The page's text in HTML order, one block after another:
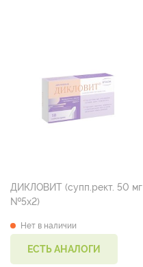
ДИКЛОВИТ (супп.рект. 50 мг
№5х2)
Нет в наличии
ЕСТЬ АНАЛОГИ